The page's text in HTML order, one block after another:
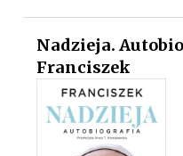
Nadzieja.
Franciszek